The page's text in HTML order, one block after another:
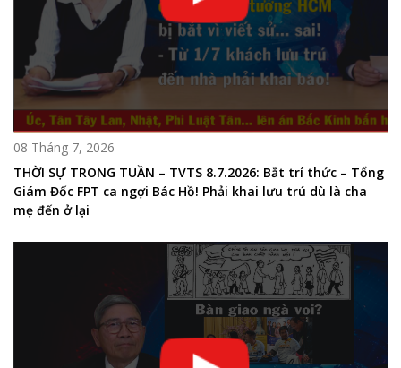
08 Tháng 7, 2026
THỜI SỰ TRONG TUẦN – TVTS 8.7.2026: Bắt trí thức – Tổng
Giám Đốc FPT ca ngợi Bác Hồ! Phải khai lưu trú dù là cha
mẹ đến ở lại